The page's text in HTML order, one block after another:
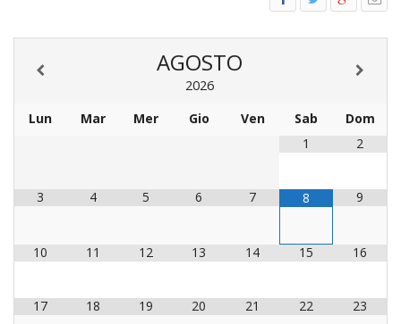
LO
E
AGOSTO
2026
Lun
Mar Mer Gio Ven Sab
Dom
1
2
3 4 5 6 7 8 9
10 11 12 13 14 15 16
17 18 19 20 21 22 23